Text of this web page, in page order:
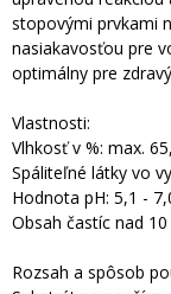
stopovými prvkami
nasiakavosťou pre
optimálny pre
Vlastnosti:
Vlhkosť v %: max.
Spáliteľné látky vo
Hodnota pH: 5,1 -
Obsah častíc nad
Rozsah a spôsob